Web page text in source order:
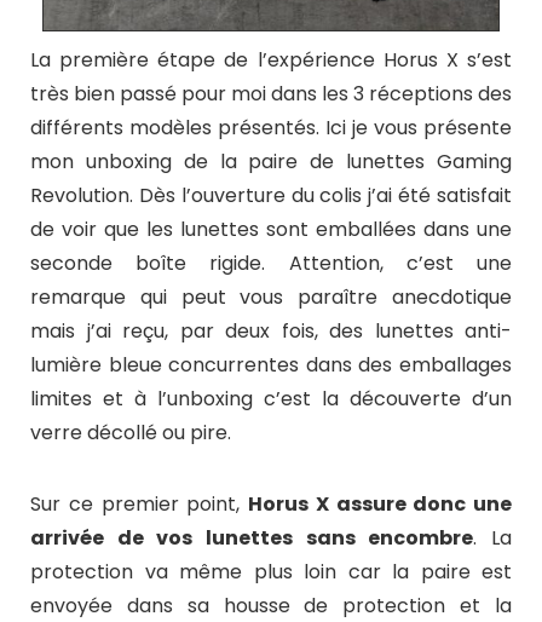
La première étape de l’expérience Horus X s’est
très bien passé pour moi dans les 3 réceptions des
différents modèles présentés. Ici je vous présente
mon unboxing de la paire de lunettes Gaming
Revolution. Dès l’ouverture du colis j’ai été satisfait
de voir que les lunettes sont emballées dans une
seconde boîte rigide. Attention, c’est une
remarque qui peut vous paraître anecdotique
mais j’ai reçu, par deux fois, des lunettes anti-
lumière bleue concurrentes dans des emballages
limites et à l’unboxing c’est la découverte d’un
verre décollé ou pire.
Sur ce premier point, Horus X assure donc une
arrivée de vos lunettes sans encombre. La
protection va même plus loin car la paire est
envoyée dans sa housse de protection et la